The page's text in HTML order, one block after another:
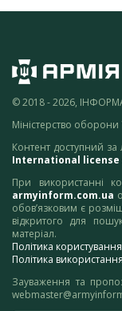
© 2018 - 2026,
Міністерство оборони
Контент доступний за
International license
При використанні
armyinform.com.ua
обов’язковим є
відкритого для
матеріал.
Політика
Політика
Зауваження та